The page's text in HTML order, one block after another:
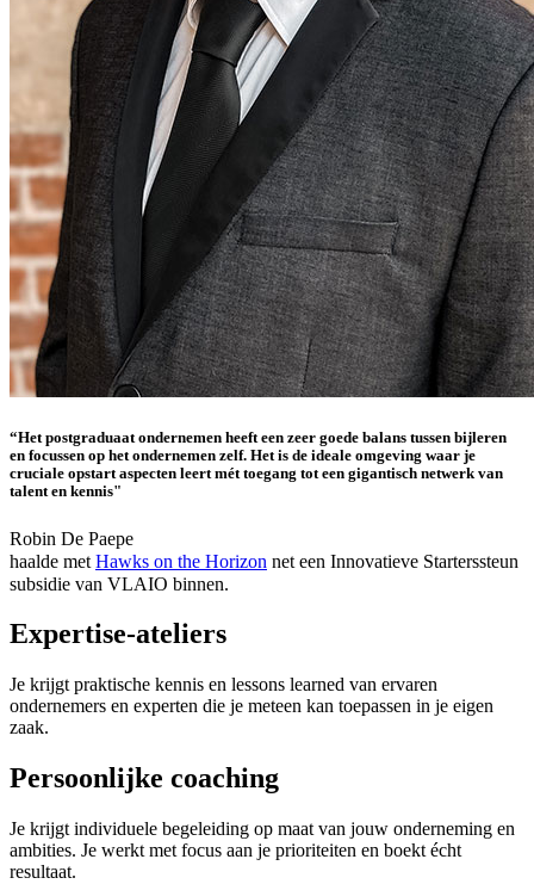
“Het postgraduaat ondernemen heeft een zeer goede balans tussen bijleren
en focussen op het ondernemen zelf. Het is de ideale omgeving waar je
cruciale opstart aspecten leert mét toegang tot een gigantisch netwerk van
talent en kennis"
Robin De Paepe
haalde met Hawks on the Horizon net een Innovatieve Starterssteun
subsidie van VLAIO binnen.
Expertise-ateliers
Je krijgt praktische kennis en lessons learned van ervaren
ondernemers en experten die je meteen kan toepassen in je eigen
zaak.
Persoonlijke coaching
Je krijgt individuele begeleiding op maat van jouw onderneming en
ambities. Je werkt met focus aan je prioriteiten en boekt écht
resultaat.